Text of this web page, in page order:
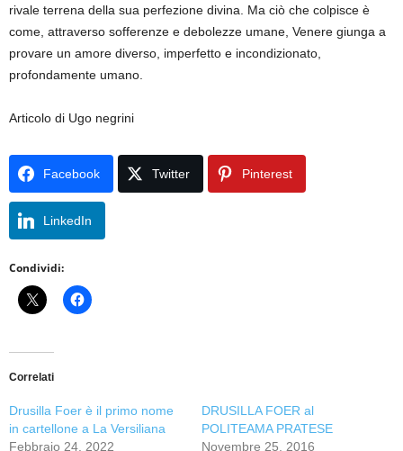
rivale terrena della sua perfezione divina. Ma ciò che colpisce è
come, attraverso sofferenze e debolezze umane, Venere giunga a
provare un amore diverso, imperfetto e incondizionato,
profondamente umano.
Articolo di Ugo negrini
Facebook Twitter Pinterest
LinkedIn
Condividi:
Correlati
Drusilla Foer è il primo nome
in cartellone a La Versiliana
Febbraio 24, 2022
DRUSILLA FOER al
POLITEAMA PRATESE
Novembre 25, 2016